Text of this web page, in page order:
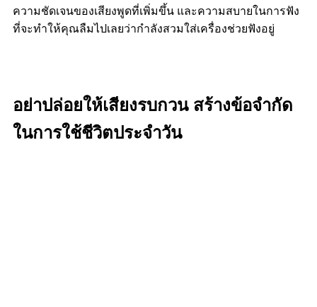
ความชัดเจนของเสียงพูดที่เพิ่มขึ้น และความสบายในการฟัง
ที่จะทำให้คุณลืมไปเลยว่ากำลังสวมใส่เครื่องช่วยฟังอยู่
อย่าปล่อยให้เสียงรบกวน สร้างข้อจำกัด
ในการใช้ชีวิตประจำวัน